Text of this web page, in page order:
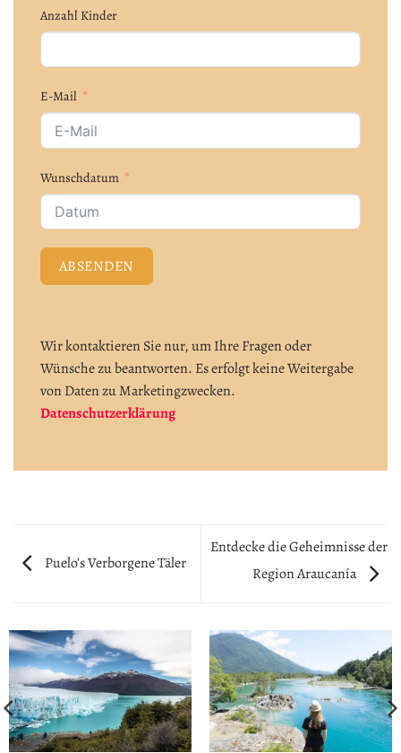
Anzahl Kinder
E-Mail
Wunschdatum
ABSENDEN
Wir kontaktieren Sie nur, um Ihre Fragen oder
Wünsche zu beantworten. Es erfolgt keine Weitergabe
von Daten zu Marketingzwecken.
Datenschutzerklärung
Puelo’s Verborgene Täler
Entdecke die Geheimnisse der
Region Araucanía